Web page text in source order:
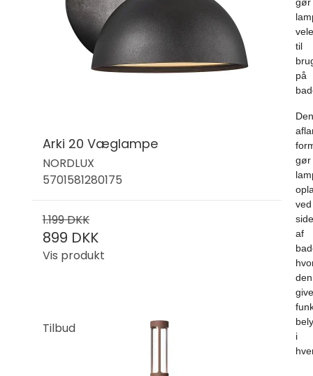
Arki 20 Væglampe
NORDLUX
5701581280175
1.199 DKK
899 DKK
Vis produkt
Tilbud
til
på
Den
gør
ved
af
den
i